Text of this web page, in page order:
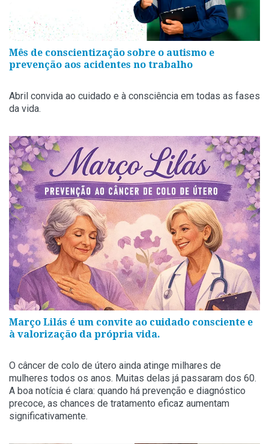
Mês de conscientização sobre o autismo e
prevenção aos acidentes no trabalho
Abril convida ao cuidado e à consciência em todas as fases
da vida.
Março Lilás é um convite ao cuidado consciente e
à valorização da própria vida.
O câncer de colo de útero ainda atinge milhares de
mulheres todos os anos. Muitas delas já passaram dos 60.
A boa notícia é clara: quando há prevenção e diagnóstico
precoce, as chances de tratamento eficaz aumentam
significativamente.